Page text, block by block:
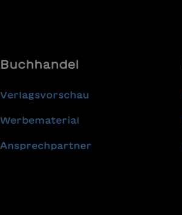
Buchhandel
Verlagsvorschau
Werbematerial
Ansprechpartner